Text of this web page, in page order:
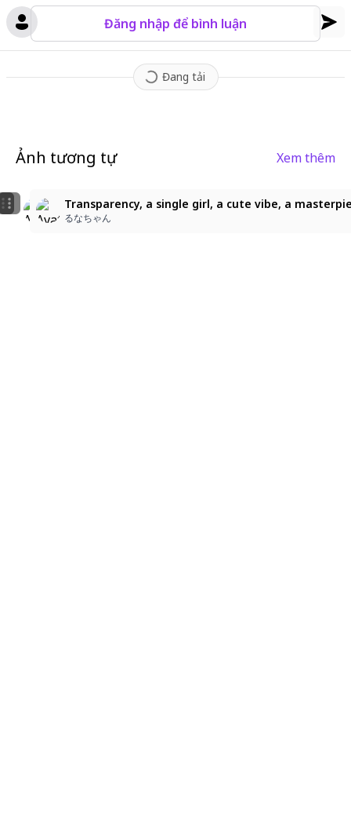
Đăng nhập để bình luận
Đang tải
Ảnh tương tự Xem thêm
Transparency, a single girl, a cute vibe, a
るなちゃん
1girl, light gray purple hair, long hair, red eyes,
何太貓的日常生活
Transparency, a single girl, a cute vibe, a
るなちゃん